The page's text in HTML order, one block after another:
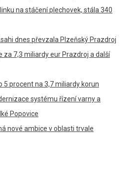
na stáčení plechovek, stála 340
dnes převzala Plzeňský Prazdroj
za 7,3 miliardy eur Prazdroj a další
5 procent na 3,7 miliardy korun
systému řízení varny a
Popovice
nové ambice v oblasti trvale